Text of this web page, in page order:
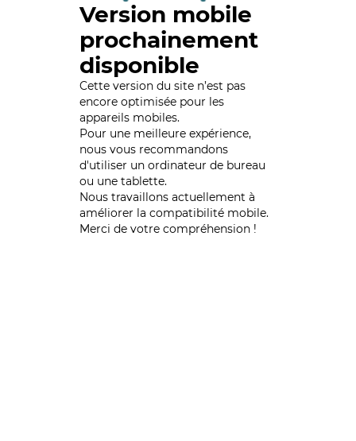
Version mobile
prochainement
disponible
Cette version du site n’est pas
encore optimisée pour les
appareils mobiles.
Pour une meilleure expérience,
nous vous recommandons
d'utiliser un ordinateur de bureau
ou une tablette.
Nous travaillons actuellement à
améliorer la compatibilité mobile.
Merci de votre compréhension !